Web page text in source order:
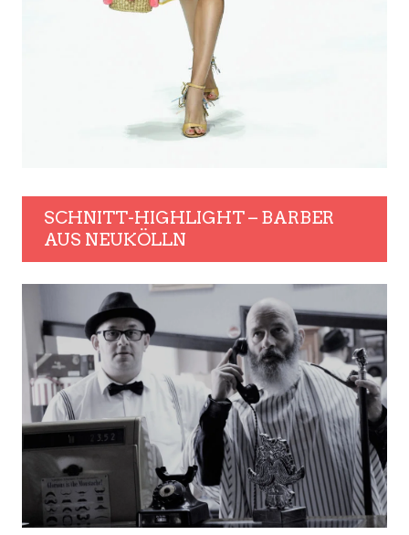
SCHNITT-HIGHLIGHT – BARBER
AUS NEUKÖLLN